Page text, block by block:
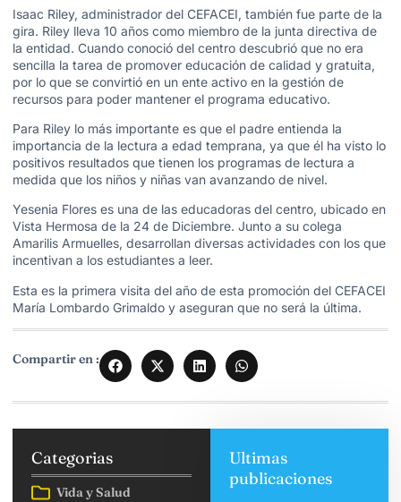
Isaac Riley, administrador del CEFACEI, también fue parte de la
gira. Riley lleva 10 años como miembro de la junta directiva de
la entidad. Cuando conoció del centro descubrió que no era
sencilla la tarea de promover educación de calidad y gratuita,
por lo que se convirtió en un ente activo en la gestión de
recursos para poder mantener el programa educativo.
Para Riley lo más importante es que el padre entienda la
importancia de la lectura a edad temprana, ya que él ha visto lo
positivos resultados que tienen los programas de lectura a
medida que los niños y niñas van avanzando de nivel.
Yesenia Flores es una de las educadoras del centro, ubicado en
Vista Hermosa de la 24 de Diciembre. Junto a su colega
Amarilis Armuelles, desarrollan diversas actividades con los que
incentivan a los estudiantes a leer.
Esta es la primera visita del año de esta promoción del CEFACEI
María Lombardo Grimaldo y aseguran que no será la última.
Compartir en :
Categorias
Vida y Salud
Ultimas
publicaciones